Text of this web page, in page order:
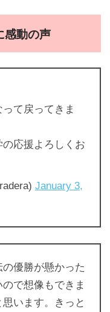
感動の声
て戻ってきま
応援よろしくお
January 3,
優勝が懸かった
で想像もできま
います。きっと